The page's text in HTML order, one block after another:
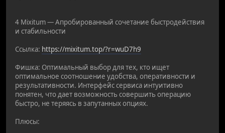
4 Mixitum — Апробированный сочетание быстродействия
и стабильности
Ссылка: https://mixitum.top/?r=wuD7h9
Фишка: Оптимальный выбор для тех, кто ищет
оптимальное соотношение удобства, оперативности и
результативности. Интерфейс сервиса интуитивно
понятен, что дает возможность совершить операцию
быстро, не теряясь в запутанных опциях.
Плюсы: